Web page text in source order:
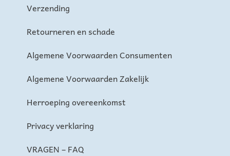
Verzending
Retourneren en schade
Algemene Voorwaarden Consumenten
Algemene Voorwaarden Zakelijk
Herroeping overeenkomst
Privacy verklaring
VRAGEN – FAQ